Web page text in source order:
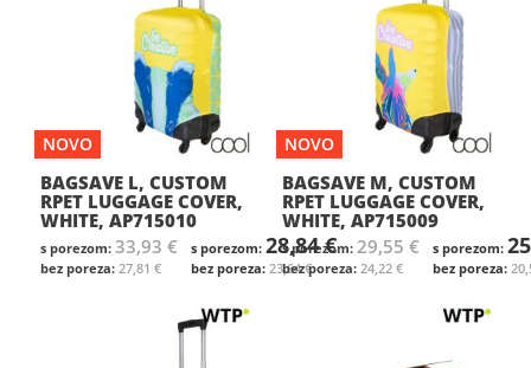
NOVO
BAGSAVE L, CUSTOM
RPET LUGGAGE COVER,
WHITE, AP715010
33,93 €
27,81 €
28,84 €
23,64 €
NOVO
BAGSAVE M, CUSTOM
RPET LUGGAGE COVER,
WHITE, AP715009
29,55 €
24,22 €